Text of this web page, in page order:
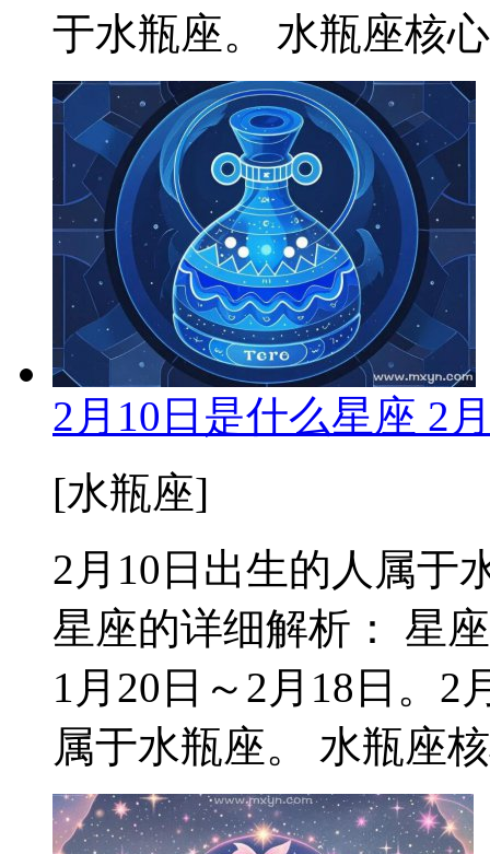
于水瓶座。 水瓶座核
2月10日是什么星座 2
[水瓶座]
2月10日出生的人属于
星座的详细解析： 星
1月20日～2月18日。2
属于水瓶座。 水瓶座